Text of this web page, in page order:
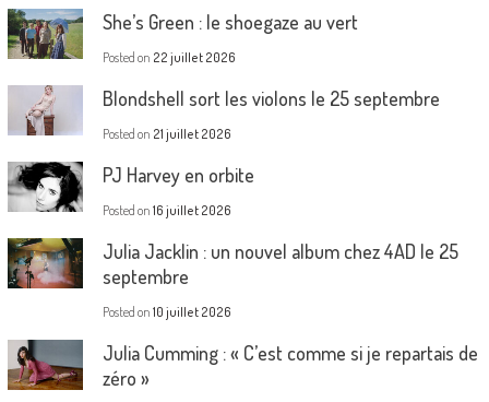
She’s Green : le shoegaze au vert
Posted on 22 juillet 2026
Blondshell sort les violons le 25 septembre
Posted on 21 juillet 2026
PJ Harvey en orbite
Posted on 16 juillet 2026
Julia Jacklin : un nouvel album chez 4AD le 25
septembre
Posted on 10 juillet 2026
Julia Cumming : « C’est comme si je repartais de
zéro »